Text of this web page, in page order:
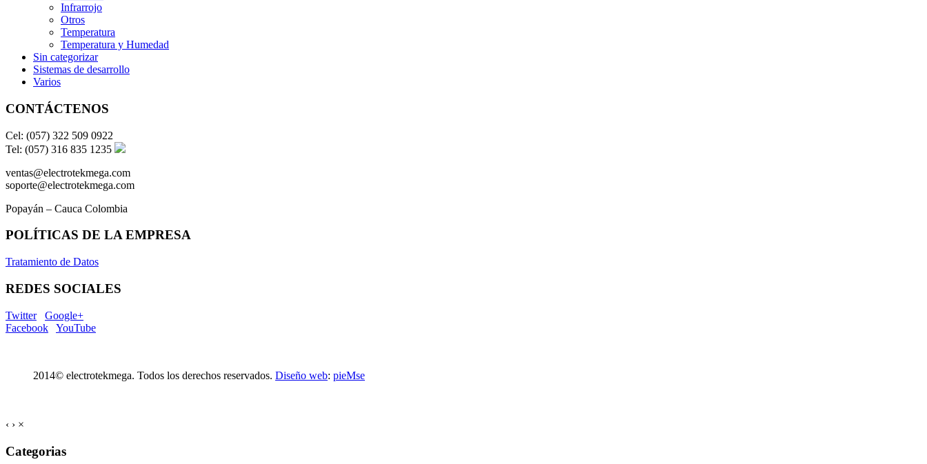
Infrarrojo
Otros
Temperatura
Temperatura y Humedad
Sin categorizar
Sistemas de desarrollo
Varios
CONTÁCTENOS
Cel: (057) 322 509 0922
Tel: (057) 316 835 1235
ventas@electrotekmega.com
soporte@electrotekmega.com
Popayán – Cauca Colombia
POLÍTICAS DE LA EMPRESA
Tratamiento de Datos
REDES SOCIALES
Twitter
Google+
Facebook
YouTube
2014© electrotekmega. Todos los derechos reservados. Diseño web: pieMse
‹ › ×
Categorias